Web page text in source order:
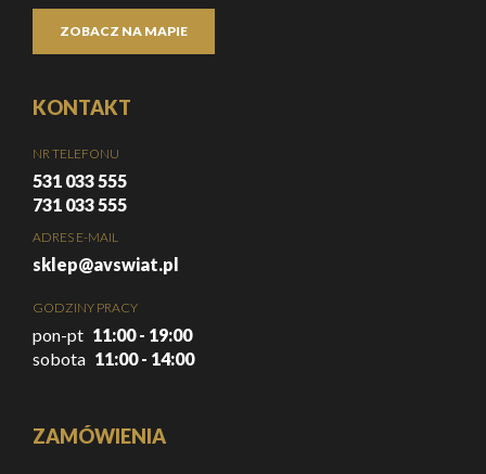
ZOBACZ NA MAPIE
KONTAKT
NR TELEFONU
531 033 555
731 033 555
ADRES E-MAIL
sklep@avswiat.pl
GODZINY PRACY
pon-pt 11:00 - 19:00
sobota 11:00 - 14:00
ZAMÓWIENIA